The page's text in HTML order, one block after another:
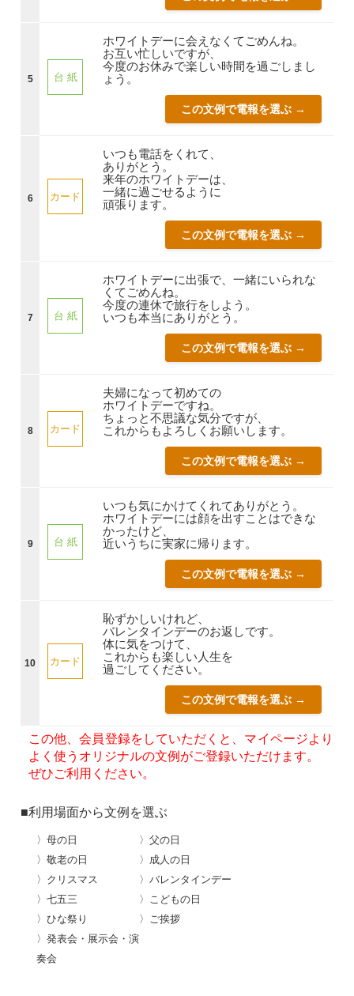
5 台 紙
ホワイトデーに会えなくてごめんね。
お互い忙しいですが、
今度のお休みで楽しい時間を過ごしまし
ょう。
この文例で電報を選ぶ →
6 カード
いつも電話をくれて、
ありがとう。
来年のホワイトデーは、
一緒に過ごせるように
頑張ります。
この文例で電報を選ぶ →
7 台 紙
ホワイトデーに出張で、一緒にいられな
くてごめんね。
今度の連休で旅行をしよう。
いつも本当にありがとう。
この文例で電報を選ぶ →
8 カード
夫婦になって初めての
ホワイトデーですね。
ちょっと不思議な気分ですが、
これからもよろしくお願いします。
この文例で電報を選ぶ →
9 台 紙
いつも気にかけてくれてありがとう。
ホワイトデーには顔を出すことはできな
かったけど、
近いうちに実家に帰ります。
この文例で電報を選ぶ →
10 カード
恥ずかしいけれど、
バレンタインデーのお返しです。
体に気をつけて、
これからも楽しい人生を
過ごしてください。
この文例で電報を選ぶ →
この他、会員登録をしていただくと、マイページより
よく使うオリジナルの文例がご登録いただけます。
ぜひご利用ください。
■利用場面から文例を選ぶ
〉母の日
〉父の日
〉敬老の日
〉成人の日
〉クリスマス
〉バレンタインデー
〉七五三
〉こどもの日
〉ひな祭り
〉ご挨拶
〉発表会・展示会・演
奏会